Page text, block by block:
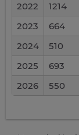
2022
1214
2023
664
2024
510
2025
693
2026
550